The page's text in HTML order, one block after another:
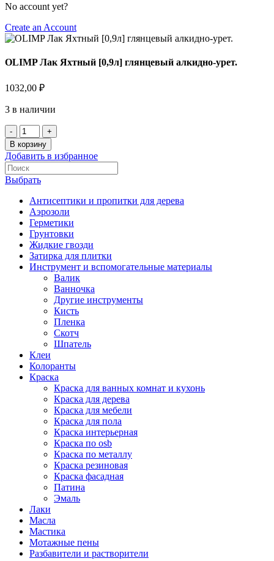
No account yet?
Create an Account
OLIMP Лак Яхтный [0,9л] глянцевый алкидно-урет.
1032,00 ₽
3 в наличии
В корзину
Добавить в избранное
Выбрать
Антисептики и пропитки для дерева
Аэрозоли
Герметики
Грунтовки
Жидкие гвозди
Затирка для плитки
Инструмент и вспомогательные материалы
Валик
Ванночка
Другие инструменты
Кисть
Пленка
Скотч
Шпатель
Клеи
Колоранты
Краска
Краска для ванных комнат и кухонь
Краска для дерева
Краска для мебели
Краска для пола
Краска интерьерная
Краска по osb
Краска по металлу
Краска резиновая
Краска фасадная
Патина
Эмаль
Лаки
Масла
Мастика
Мотажные пены
Разбавители и растворители